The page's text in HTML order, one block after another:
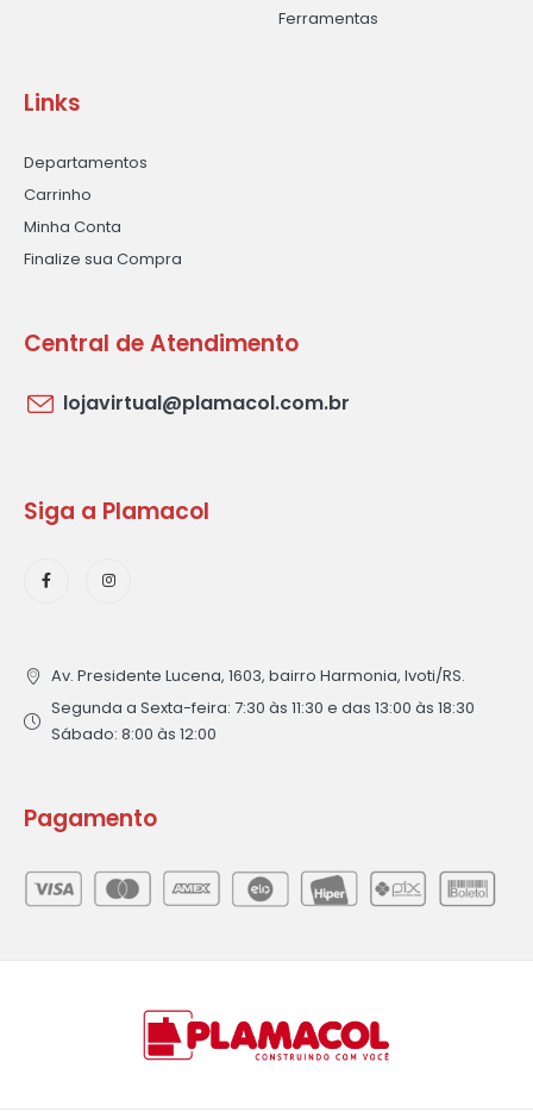
Ferramentas
Links
Departamentos
Carrinho
Minha Conta
Finalize sua Compra
Central de Atendimento
lojavirtual@plamacol.com.br
Siga a Plamacol
Av. Presidente Lucena, 1603, bairro Harmonia, Ivoti/RS.
Segunda a Sexta-feira: 7:30 às 11:30 e das 13:00 às 18:30
Sábado: 8:00 às 12:00
Pagamento